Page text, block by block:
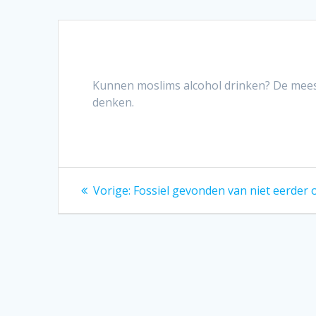
Kunnen moslims alcohol drinken? De
denken.
Bericht
navigatie
Vorige: Vorig
Fossiel gevonden van niet